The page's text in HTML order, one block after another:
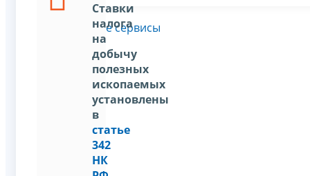
Ставки
налога
на
добычу
полезных
ископаемых
установлены
в
статье
342
НК
Все сервисы